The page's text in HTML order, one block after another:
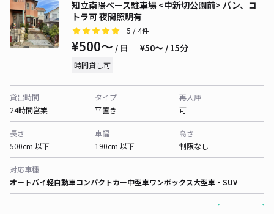
知立南陽ベース駐車場 <中新切公園前> バン、コ
トラ可 夜間照明有
5 / 4件
¥500〜 / 日 ¥50〜 / 15分
時間貸し可
貸出時間
24時間営業
タイプ
平置き
再入庫
可
長さ
500cm 以下
車幅
190cm 以下
高さ
制限なし
対応車種
オートバイ軽自動車コンパクトカー中型車ワンボックス大型車・SUV